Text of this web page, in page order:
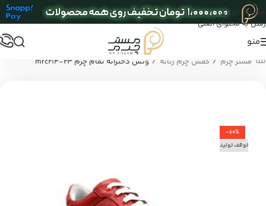
عبور به ناوبری
رفتن به محتوای اصلی
منو
مستر چرم / کفش چرم زنانه / ونس دخترانه تمام چرم mrc214-23
-60%
توقف تولید